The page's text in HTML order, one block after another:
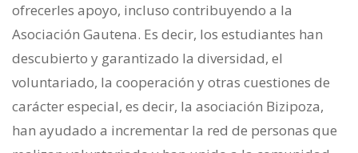
ofrecerles apoyo, incluso contribuyendo a la
Asociación Gautena. Es decir, los estudiantes han
descubierto y garantizado la diversidad, el
voluntariado, la cooperación y otras cuestiones de
carácter especial, es decir, la asociación Bizipoza,
han ayudado a incrementar la red de personas que